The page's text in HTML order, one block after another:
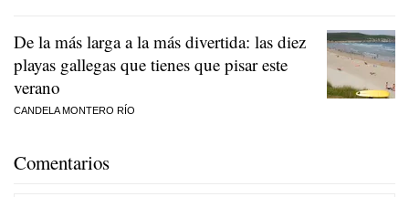
De la más larga a la más divertida: las diez
playas gallegas que tienes que pisar este
verano
CANDELA MONTERO RÍO
Comentarios